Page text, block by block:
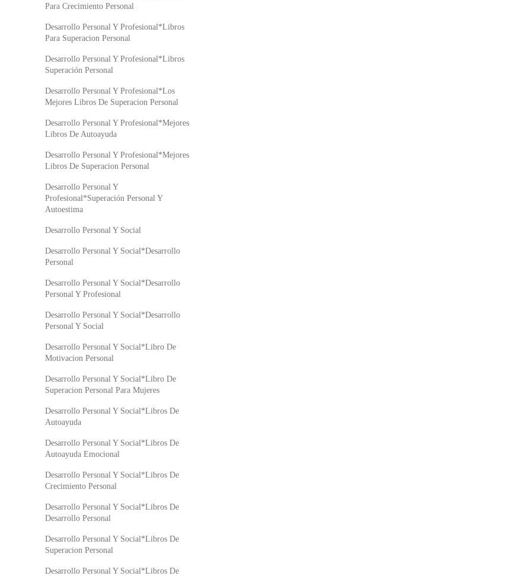
Para Crecimiento Personal
Desarrollo Personal Y Profesional*Libros
Para Superacion Personal
Desarrollo Personal Y Profesional*Libros
Superación Personal
Desarrollo Personal Y Profesional*Los
Mejores Libros De Superacion Personal
Desarrollo Personal Y Profesional*Mejores
Libros De Autoayuda
Desarrollo Personal Y Profesional*Mejores
Libros De Superacion Personal
Desarrollo Personal Y
Profesional*Superación Personal Y
Autoestima
Desarrollo Personal Y Social
Desarrollo Personal Y Social*Desarrollo
Personal
Desarrollo Personal Y Social*Desarrollo
Personal Y Profesional
Desarrollo Personal Y Social*Desarrollo
Personal Y Social
Desarrollo Personal Y Social*Libro De
Motivacion Personal
Desarrollo Personal Y Social*Libro De
Superacion Personal Para Mujeres
Desarrollo Personal Y Social*Libros De
Autoayuda
Desarrollo Personal Y Social*Libros De
Autoayuda Emocional
Desarrollo Personal Y Social*Libros De
Crecimiento Personal
Desarrollo Personal Y Social*Libros De
Desarrollo Personal
Desarrollo Personal Y Social*Libros De
Superacion Personal
Desarrollo Personal Y Social*Libros De